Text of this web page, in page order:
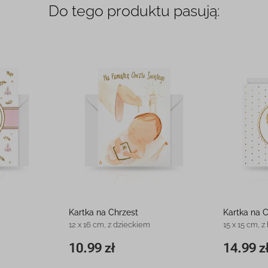
Do tego produktu pasują:
Kartka na Chrzest
12 x 16 cm, z dzieckiem
10.99 zł
11,8 x 16,3 cm
Kartka na
15 x 15 cm,
14.99
15 x 15 cm